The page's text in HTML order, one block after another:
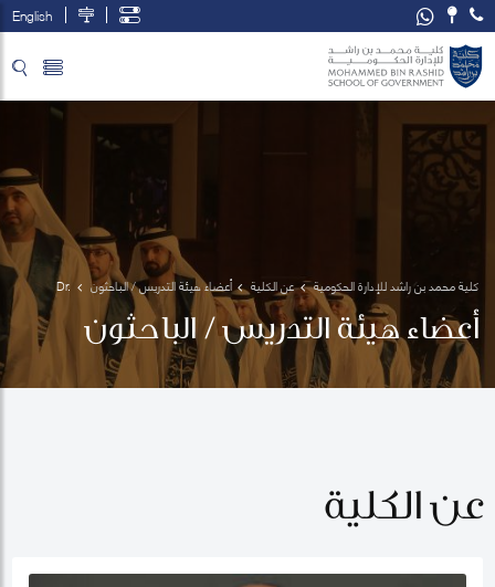
English
كلية محمد بن راشد للإدارة الحكومية عن الكلية أعضاء هيئة التدريس / الباحثون
Dr.
Rashad
أعضاء هيئة التدريس / الباحثون
عن الكلية